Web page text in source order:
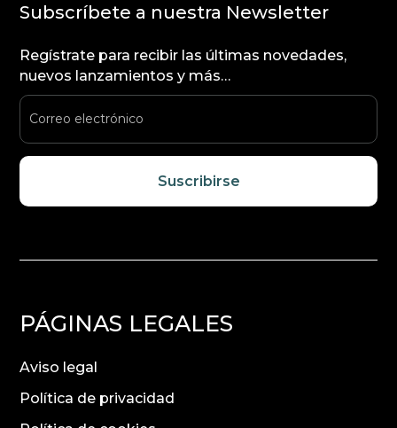
Subscríbete a nuestra Newsletter
Regístrate para recibir las últimas novedades,
nuevos lanzamientos y más…
Suscribirse
PÁGINAS LEGALES
Aviso legal
Política de privacidad